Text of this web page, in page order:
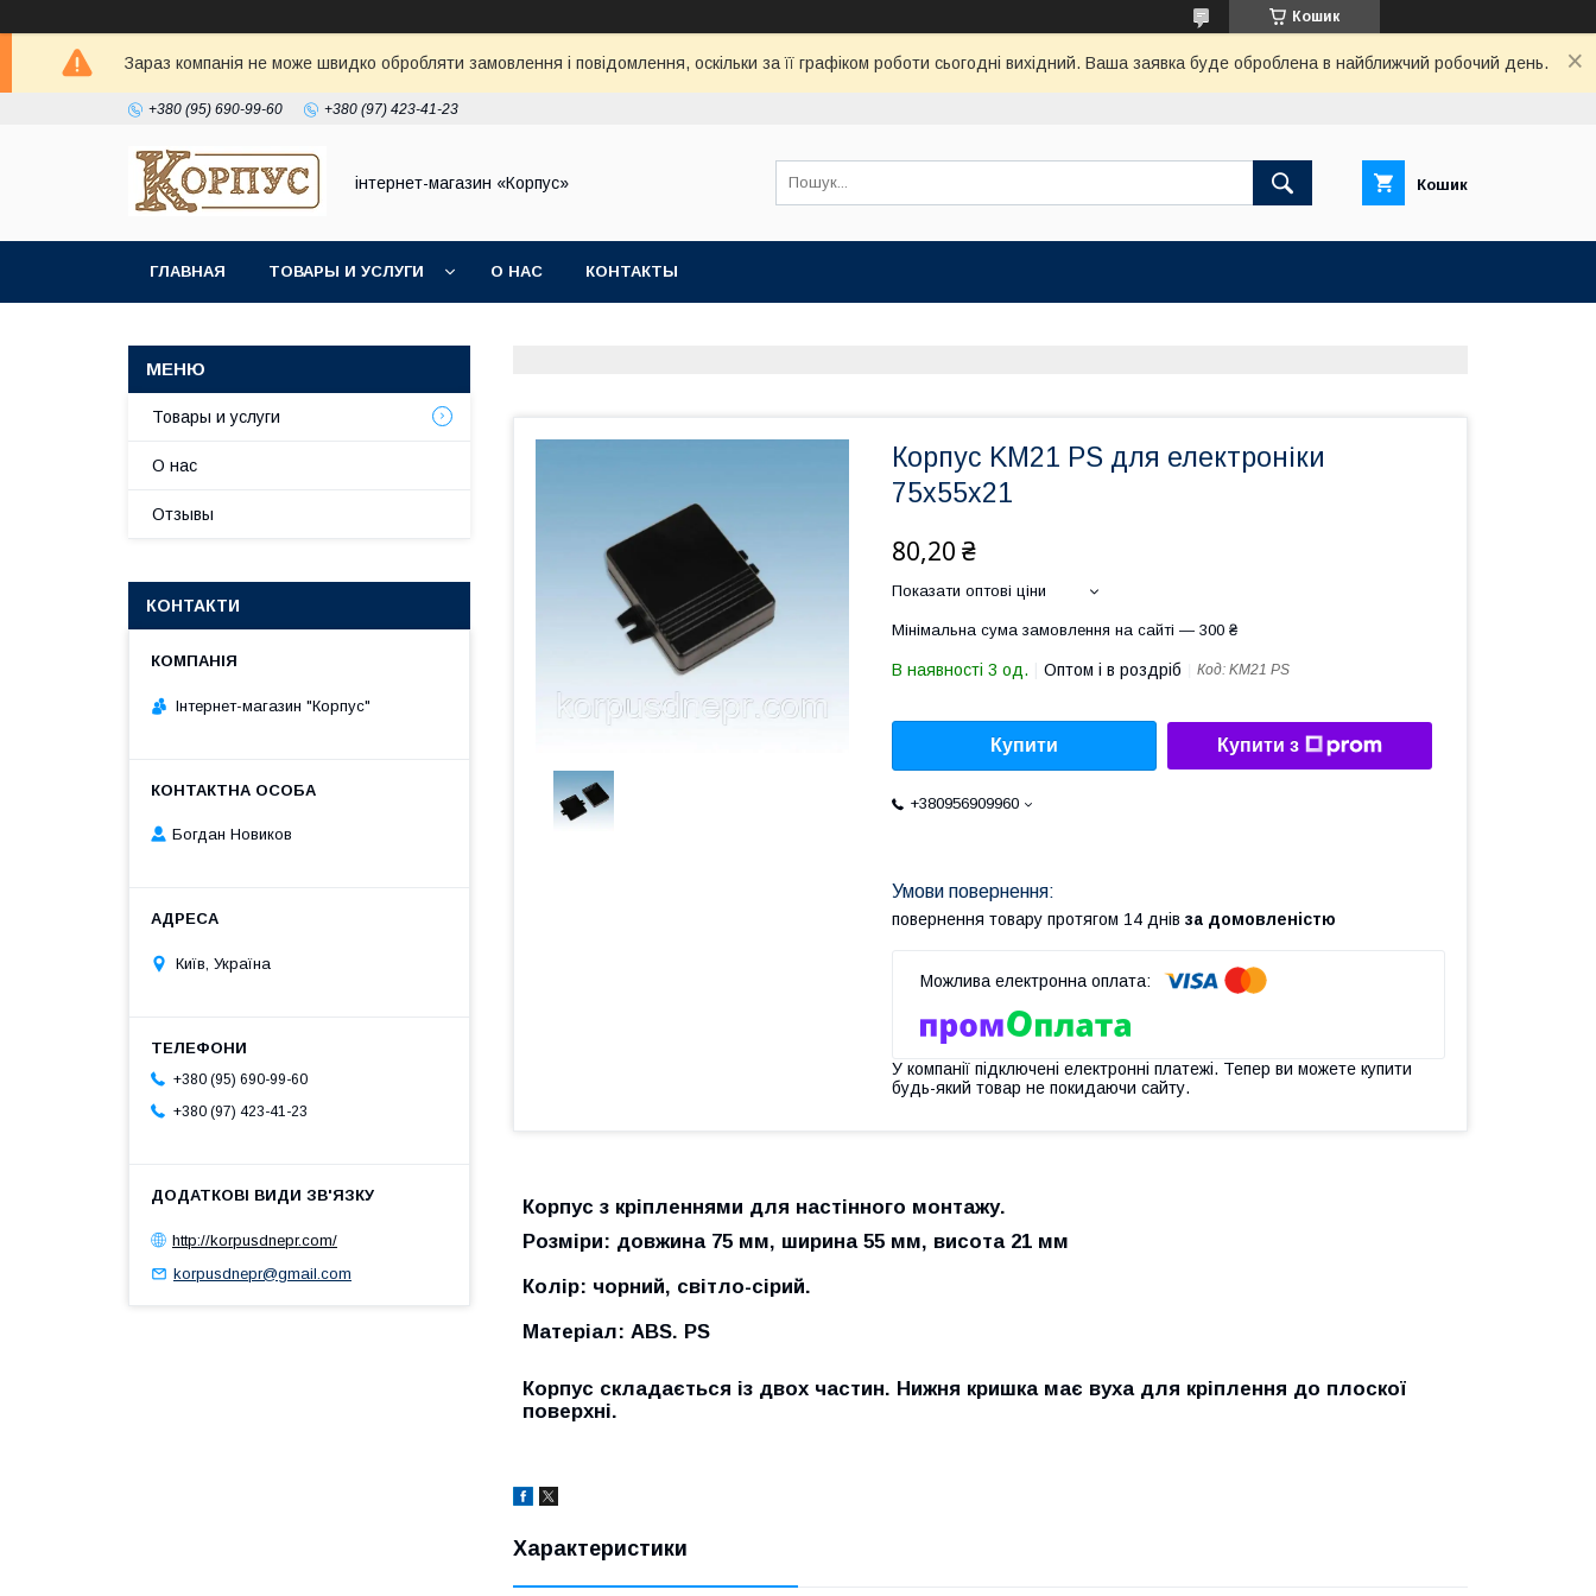
Кошик
Зараз компанія не може швидко обробляти замовлення і повідомлення, оскільки за її графіком роботи сьогодні вихідний. Ваша заявка буде оброблена в найближчий робочий день.
+380 (95) 690-99-60 +380 (97) 423-41-23
інтернет-магазин «Корпус» Кошик
ГЛАВНАЯ ТОВАРЫ И УСЛУГИ О НАС КОНТАКТЫ
Корпус KM21 PS для електроніки
75х55х21
80,20 ₴
Показати оптові ціни
Мінімальна сума замовлення на сайті — 300 ₴
В наявності 3 од. Оптом і в роздріб Код: KM21 PS
Купити Купити з
+380956909960
повернення товару протягом 14 днів за домовленістю
У компанії підключені електронні платежі. Тепер ви можете купити
будь-який товар не покидаючи сайту.
Корпус з кріпленнями для настінного монтажу.
Розміри: довжина 75 мм, ширина 55 мм, висота 21 мм
Колір: чорний, світло-сірий.
Матеріал: ABS. PS
Корпус складається із двох частин. Нижня кришка має вуха для кріплення до плоскої
поверхні.
Характеристики
Товары и услуги
О нас
Отзывы
КОНТАКТИ
Інтернет-магазин "Корпус"
Богдан Новиков
Київ, Україна
+380 (95) 690-99-60
+380 (97) 423-41-23
http://korpusdnepr.com/
korpusdnepr@gmail.com